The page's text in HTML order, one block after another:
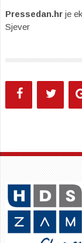
Pressedan.hr je
Sjever